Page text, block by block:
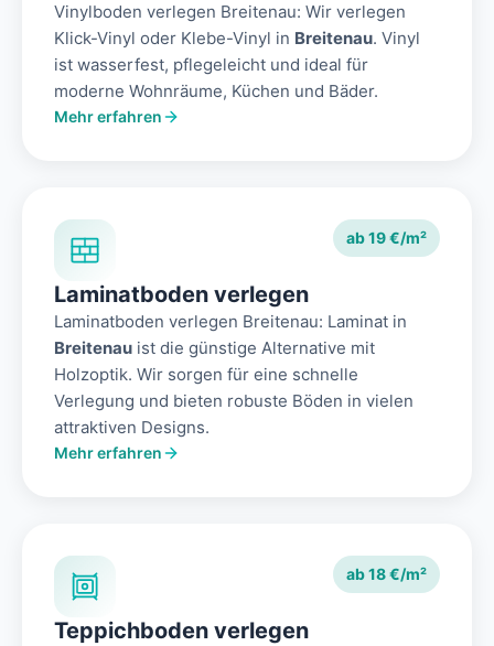
Vinylboden verlegen Breitenau: Wir verlegen
Klick-Vinyl oder Klebe-Vinyl in Breitenau. Vinyl
ist wasserfest, pflegeleicht und ideal für
moderne Wohnräume, Küchen und Bäder.
Mehr erfahren
ab 19 €/m²
Laminatboden verlegen
Laminatboden verlegen Breitenau: Laminat in
Breitenau ist die günstige Alternative mit
Holzoptik. Wir sorgen für eine schnelle
Verlegung und bieten robuste Böden in vielen
attraktiven Designs.
Mehr erfahren
ab 18 €/m²
Teppichboden verlegen